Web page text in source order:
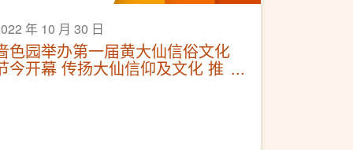
年 10 月 30 日
色园举办第一届黄大仙信俗文化
今开幕 传扬大仙信仰及文化 推